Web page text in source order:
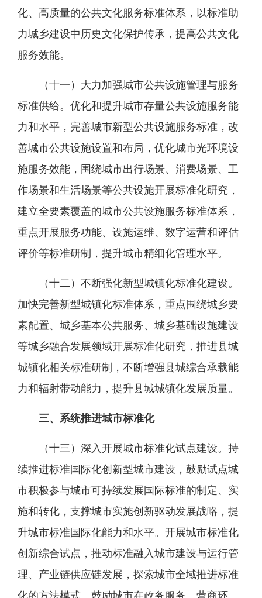
化、高质量的公共文化服务标准体系，以标准助
力城乡建设中历史文化保护传承，提高公共文化
服务效能。
（十一）大力加强城市公共设施管理与服务
标准供给。优化和提升城市存量公共设施服务能
力和水平，完善城市新型公共设施服务标准，改
善城市公共设施设置和布局，优化城市光环境设
施服务效能，围绕城市出行场景、消费场景、工
作场景和生活场景等公共设施开展标准化研究，
建立全要素覆盖的城市公共设施服务标准体系，
重点开展服务功能、设施运维、数字运营和评估
评价等标准研制，提升城市精细化管理水平。
（十二）不断强化新型城镇化标准化建设。
加快完善新型城镇化标准体系，重点围绕城乡要
素配置、城乡基本公共服务、城乡基础设施建设
等城乡融合发展领域开展标准化研究，推进县城
城镇化相关标准研制，不断增强县城综合承载能
力和辐射带动能力，提升县城城镇化发展质量。
三、系统推进城市标准化
（十三）深入开展城市标准化试点建设。持
续推进标准国际化创新型城市建设，鼓励试点城
市积极参与城市可持续发展国际标准的制定、实
施和转化，支撑城市实施创新驱动发展战略，提
升城市标准国际化能力和水平。开展城市标准化
创新综合试点，推动标准融入城市建设与运行管
理、产业链供应链发展，探索城市全域推进标准
化的方法模式。鼓励城市在政务服务、营商环